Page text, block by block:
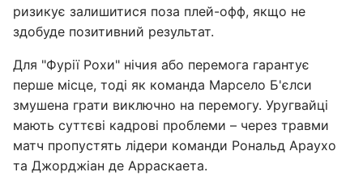
ризикує залишитися поза плей-офф, якщо не
здобуде позитивний результат.
Для "Фурії Рохи" нічия або перемога гарантує
перше місце, тоді як команда Марсело Б'єлси
змушена грати виключно на перемогу. Уругвайці
мають суттєві кадрові проблеми – через травми
матч пропустять лідери команди Рональд Араухо
та Джорджіан де Арраскаета.